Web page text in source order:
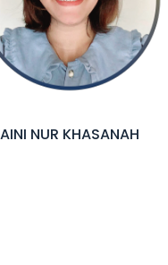
AINI NUR KHASANAH